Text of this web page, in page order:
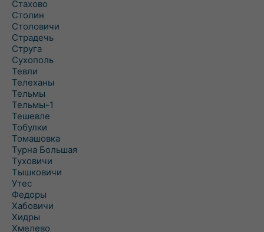
Стахово
Столин
Столовичи
Страдечь
Струга
Сухополь
Тевли
Телеханы
Тельмы
Тельмы-1
Тешевле
Тобулки
Томашовка
Турна Большая
Туховичи
Тышковичи
Утес
Федоры
Хабовичи
Хидры
Хмелево